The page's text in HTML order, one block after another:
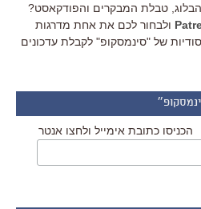
טבלת המבקרים והפודקאסט?
ולבחור לכם את אחת מדרגות
של "סינמסקופ" לקבלת עדכונים
הכניסו כתובת אימייל ולחצו אנטר